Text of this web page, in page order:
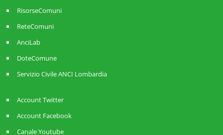
RisorseComuni
ReteComuni
AnciLab
DoteComune
Servizio Civile ANCI Lombardia
Account Twitter
Account Facebook
Canale Youtube